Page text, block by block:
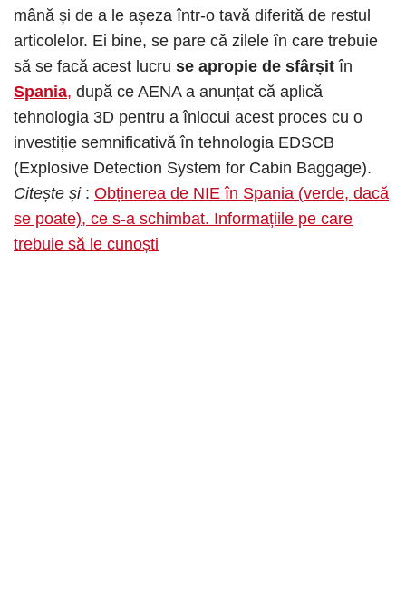
mână și de a le așeza într-o tavă diferită de restul
articolelor. Ei bine, se pare că zilele în care trebuie
să se facă acest lucru se apropie de sfârșit în
Spania, după ce AENA a anunțat că aplică
tehnologia 3D pentru a înlocui acest proces cu o
investiție semnificativă în tehnologia EDSCB
(Explosive Detection System for Cabin Baggage).
Citește și: Obținerea de NIE în Spania (verde, dacă
se poate), ce s-a schimbat. Informațiile pe care
trebuie să le cunoști